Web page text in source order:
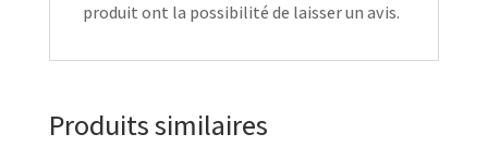
produit ont la possibilité de laisser un avis.
Produits similaires